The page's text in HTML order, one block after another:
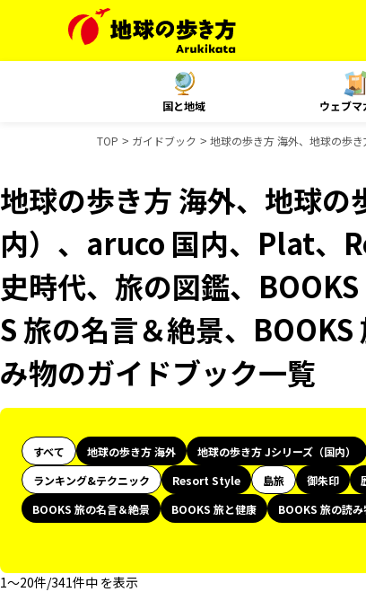
国と地域 ウェブマ
TOP ガイドブック 地球の歩き方 海外、地球の歩
地球の歩き方 海外、地球の
内）、aruco 国内、Plat、
史時代、旅の図鑑、
S 旅の名言＆絶景、
み物のガイドブック一覧
すべて 地球の歩き方 海外 地球の歩き方 Jシリーズ（国内）
ランキング&テクニック
Resort Style 島旅 御朱印
BOOKS 旅の名言＆絶景
BOOKS 旅と健康 BOOKS 旅の読み
1〜20件/341件中 を表示